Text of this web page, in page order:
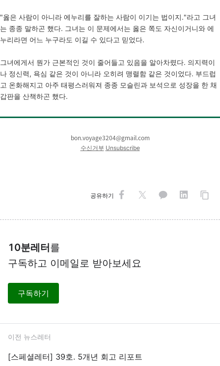
"옳은 사람이 아니라 에누리를 잘하는 사람이 이기는 법이지."라고 그녀
는 종종 말하곤 했다. 그녀는 이 문제에서는 옳은 쪽도 자신이거니와 에
누리라면 어느 누구라도 이길 수 있다고 믿었다.
그녀에게서 뭔가 근본적인 것이 줄어들고 있음을 알아차렸다. 의지력이
나 정신력, 욕심 같은 것이 아니라 오히려 맹렬함 같은 것이었다. 부드럽
고 온화해지고 아주 태평스러워져 종종 모슬린과 보석으로 성장을 한 채
갑판을 산책하곤 했다.
bon.voyage3204@gmail.com
수신거부 Unsubscribe
공유하기
10분레터를
구독하고 이메일로 받아보세요
구독하기
이전 뉴스레터
[스페셜레터] 39호. 5개년 회고 리포트